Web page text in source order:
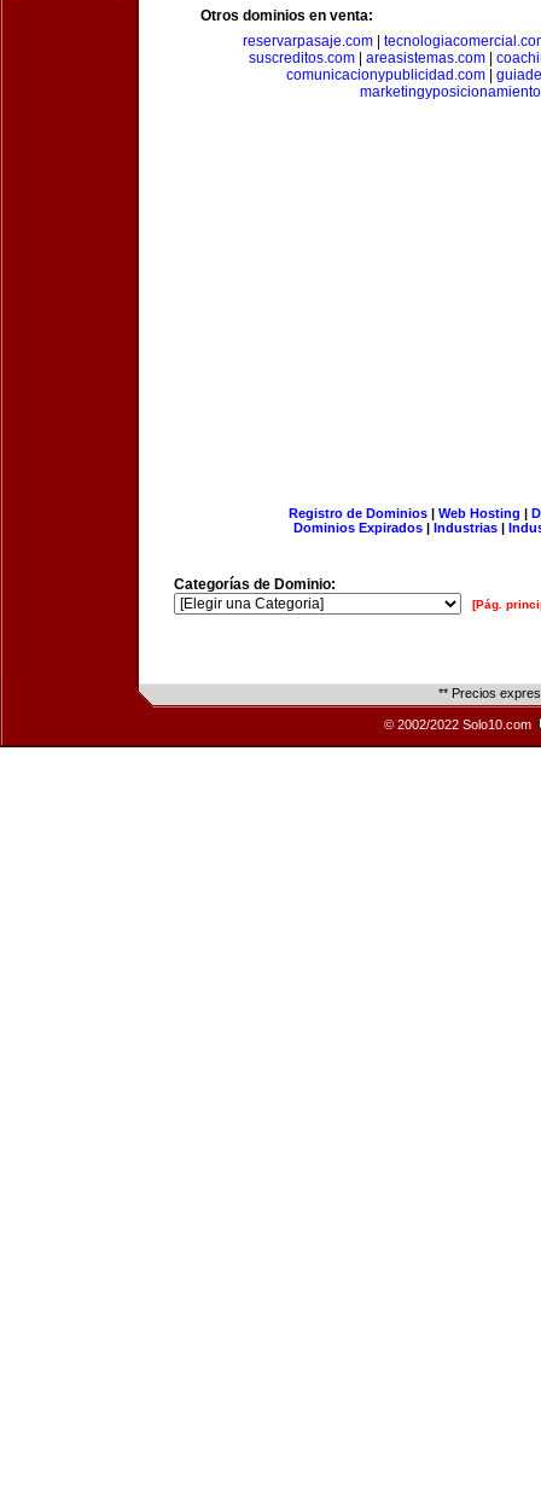
Otros dominios en venta:
reservarpasaje.com
suscreditos.com
areasistemas.com
comunicacionypublicidad.com
Registro de Dominios| Web Hosting |
Dominios Expirados | Industrias |
Categorías de Dominio:
[Pág.
** Precios
© 2002/2022 Solo10.com